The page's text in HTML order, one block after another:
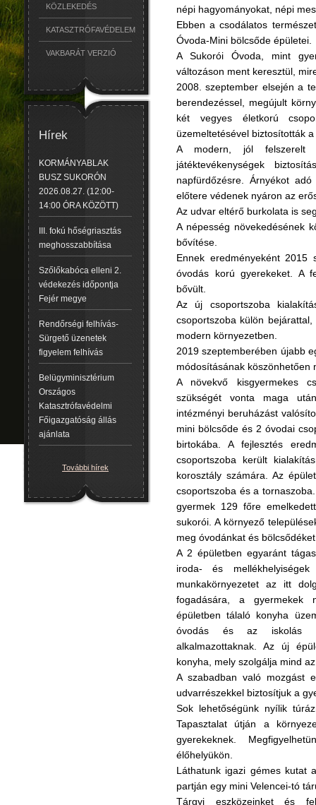
KÖZLEKEDÉS
KATASZTRÓFAVÉDELEM
VAKBARÁT VERZIÓ
Hírek
KORMÁNYABLAK
BUSZ SUKORÓN
2026.08.27. (12:00-
14:00 ÓRA KÖZÖTT)
III. fokú hőségriasztás
meghosszabbítása
Szőlőkabóca elleni 2.
védekezés időpontja
Fejér megye
Rendőrségi felhívás-
Sürgető üzenetek
figyelem felhívás
Belügyminisztérium
Országos
Katasztrófavédelmi
Főigazgatóság állás
ajánlata
További hírek
népi hagyományokat, népi
Ebben a csodálatos
Óvoda-Mini bölcsőde épületei.
A Sukorói Óvoda, mint
változáson ment keresztül,
2008. szeptember elsején a
berendezéssel, megújult
két vegyes életkorú
üzemeltetésével biztosították
A modern, jól felszerelt
játéktevékenységek
napfürdőzésre. Árnyékot
előtere védenek nyáron az
Az udvar eltérő burkolata is
A népesség növekedésének
bővítése.
Ennek eredményeként
óvodás korú gyerekeket. A
bővült.
Az új csoportszoba
csoportszoba külön
modern környezetben.
2019 szeptemberében újabb
módosításának köszönhetően
A növekvő kisgyermekes
szükségét vonta maga
intézményi beruházást
mini bölcsőde és 2 óvodai
birtokába. A fejlesztés
csoportszoba került
korosztály számára. Az
csoportszoba és a
gyermek 129 főre
sukorói. A környező
meg óvodánkat és
A 2 épületben egyaránt
iroda- és
munkakörnyezetet az itt
fogadására, a gyermekek
épületben tálaló konyha
óvodás és az iskolás
alkalmazottaknak. Az új
konyha, mely szolgálja mind
A szabadban való mozgást
udvarrészekkel biztosítjuk a
Sok lehetőségünk nyílik
Tapasztalat útján a
gyerekeknek.
élőhelyükön.
Láthatunk igazi gémes kutat
partján egy mini Velencei-tó
Tárgyi eszközeinket és